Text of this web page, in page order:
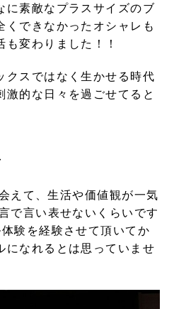
に素敵なプラスサイズのブ
くできなかったオシャレも
変わりました！！
クスではなく生かせる時代
激的な日々を過ごせてると
えて、生活や価値観が一気
で言い表せないくらいです
験を経験させて頂いてか
になれるとは思っていませ